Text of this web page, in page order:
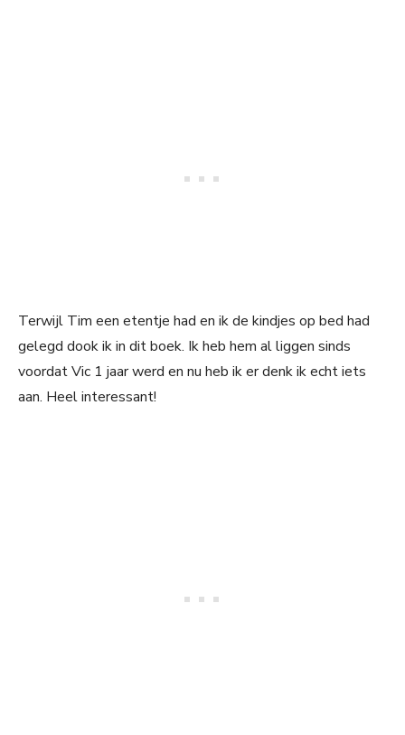
Terwijl Tim een etentje had en ik de kindjes op bed had
gelegd dook ik in dit boek. Ik heb hem al liggen sinds
voordat Vic 1 jaar werd en nu heb ik er denk ik echt iets
aan. Heel interessant!